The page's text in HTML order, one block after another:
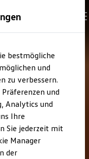
bestmögliche
und
zu verbessern.
und
Analytics und
Ihre
Sie jederzeit mit
Manager
der